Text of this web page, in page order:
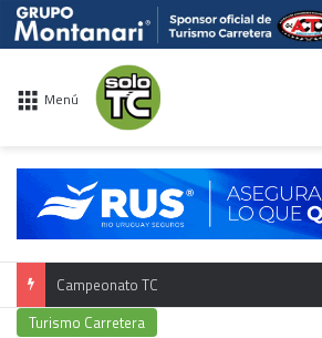
Menú
Campeonato TC
Turismo Carretera